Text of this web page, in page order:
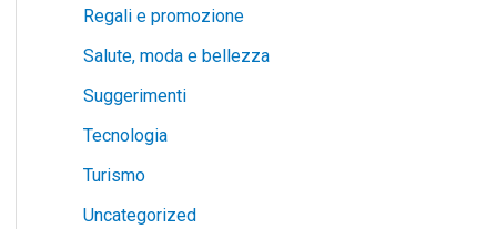
Regali e promozione
Salute, moda e bellezza
Suggerimenti
Tecnologia
Turismo
Uncategorized